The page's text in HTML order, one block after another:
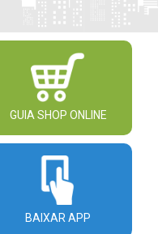
GUIA SHOP ONLINE
BAIXAR APP